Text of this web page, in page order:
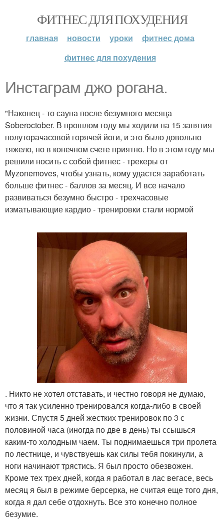
ФИТНЕС ДЛЯ ПОХУДЕНИЯ
главная новости уроки
фитнес дома
фитнес для похудения
Инстаграм джо рогана.
"Наконец - то сауна после безумного месяца
Soberoctober. В прошлом году мы ходили на 15 занятия
полуторачасовой горячей йоги, и это было довольно
тяжело, но в конечном счете приятно. Но в этом году мы
решили носить с собой фитнес - трекеры от
Myzonemoves, чтобы узнать, кому удастся заработать
больше фитнес - баллов за месяц. И все начало
развиваться безумно быстро - трехчасовые
изматывающие кардио - тренировки стали нормой
. Никто не хотел отставать, и честно говоря не думаю,
что я так усиленно тренировался когда-либо в своей
жизни. Спустя 5 дней жестких тренировок по 3 с
половиной часа (иногда по две в день) ты ссышься
каким-то холодным чаем. Ты поднимаешься три пролета
по лестнице, и чувствуешь как силы тебя покинули, а
ноги начинают трястись. Я был просто обезвожен.
Кроме тех трех дней, когда я работал в лас вегасе, весь
месяц я был в режиме берсерка, не считая еще того дня,
когда я дал себе отдохнуть. Все это конечно полное
безумие.